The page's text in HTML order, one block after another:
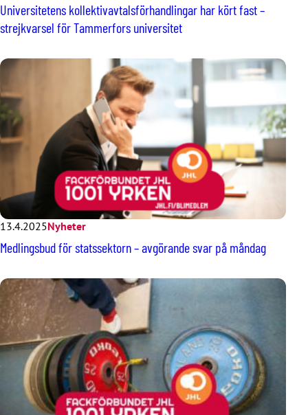
Universitetens kollektivavtalsförhandlingar har kört fast –
strejkvarsel för Tammerfors universitet
13.4.2025Nyheter
Medlingsbud för statssektorn – avgörande svar på måndag